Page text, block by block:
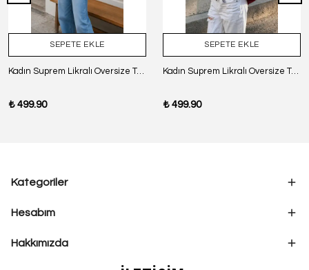
SEPETE EKLE
Kadın Suprem Likralı Oversize T-Shirt - SİYAH
₺ 499.90
SEPETE EKLE
Kadın Suprem Likralı Oversize T-Shirt - BORDO
₺ 499.90
Kategoriler
Hesabım
Hakkımızda